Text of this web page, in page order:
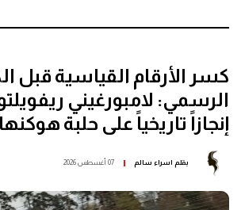
كسر الأرقام القياسية قبل
إنجازاً تاريخياً على حلبة
بقلم اسراء سالم 07 أغسطس 2026